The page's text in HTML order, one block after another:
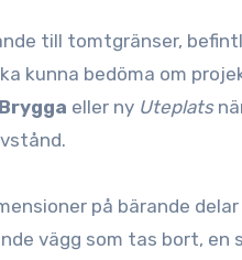
till tomtgränser,
kunna bedöma om
Brygga eller ny Uteplats
på bärande
vägg som tas bort, en